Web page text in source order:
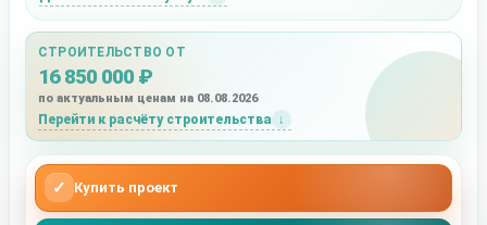
СТРОИТЕЛЬСТВО ОТ
16 850 000 ₽
по актуальным ценам на 08.08.2026
Перейти к расчёту строительства
✓ Купить проект